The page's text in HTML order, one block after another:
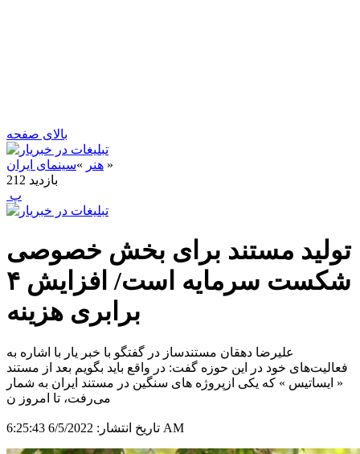
بالای صفحه
هنر »سینمای ایران
»
212 بازدید
‍ پ
تولید مستند برای بخش خصوصی
شکست سرمایه است/ افزایش ۴
برابری هزینه
علیرضا دهقان مستندساز در گفتگو با خبر یار با اشاره به
فعالیت‌های خود در این حوزه گفت: در واقع باید بگویم بعد از مستند
« ایساتیس » که یکی ازپروژه های سنگین در مستند ایران به شمار
می‌رفت، تا امروز ن
تاریخ انتشار: 6/5/2022 6:25:43 AM